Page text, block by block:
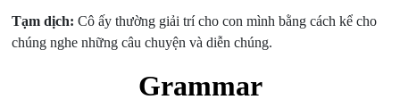
Tạm dịch: Cô ấy thường giải trí cho con mình bằng cách kể cho
chúng nghe những câu chuyện và diễn chúng.
Grammar